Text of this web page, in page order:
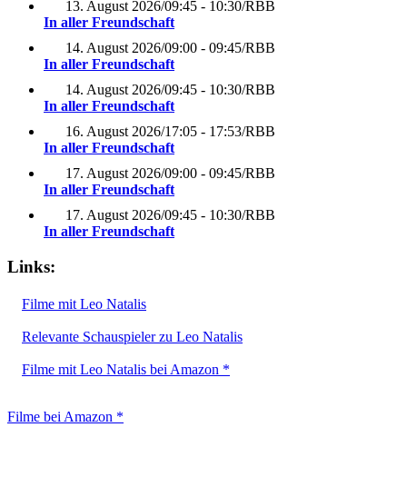
13. August 2026/09:45 - 10:30/RBB
In aller Freundschaft
14. August 2026/09:00 - 09:45/RBB
In aller Freundschaft
14. August 2026/09:45 - 10:30/RBB
In aller Freundschaft
16. August 2026/17:05 - 17:53/RBB
In aller Freundschaft
17. August 2026/09:00 - 09:45/RBB
In aller Freundschaft
17. August 2026/09:45 - 10:30/RBB
In aller Freundschaft
Links:
Filme mit Leo Natalis
Relevante Schauspieler zu Leo Natalis
Filme mit Leo Natalis bei Amazon *
Filme bei Amazon *